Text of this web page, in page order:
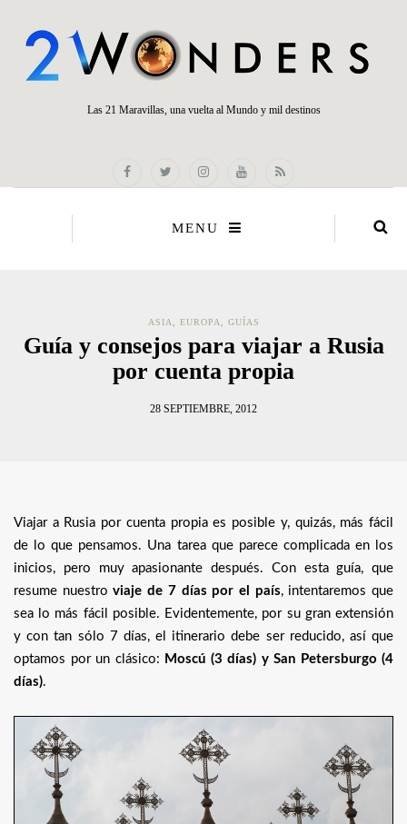
Las 21 Maravillas, una vuelta al Mundo y mil destinos
MENU
ASIA EUROPA GUÍAS
Guía y consejos para viajar a Rusia
por cuenta propia
28 SEPTIEMBRE, 2012
Viajar a Rusia por cuenta propia es posible y, quizás, más fácil
de lo que pensamos. Una tarea que parece complicada en los
inicios, pero muy apasionante después. Con esta guía, que
resume nuestroviaje de 7 días por el país, intentaremos que
sea lo más fácil posible. Evidentemente, por su gran extensión
y con tan sólo 7 días, el itinerario debe ser reducido, así que
optamos por un clásico: Moscú (3 días) y San Petersburgo (4
días).